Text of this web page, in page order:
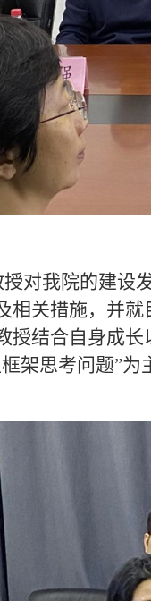
对我院的建设
相关措施，并
授结合自身成
架思考问题”